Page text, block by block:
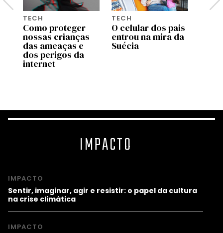
TECH
Como proteger
nossas crianças
das ameaças e
dos perigos da
internet
TECH
O celular dos pais
entrou na mira da
Suécia
IMPACTO
IMPACTO
Sentir, imaginar, agir e resistir: o papel da cultura
na crise climática
IMPACTO